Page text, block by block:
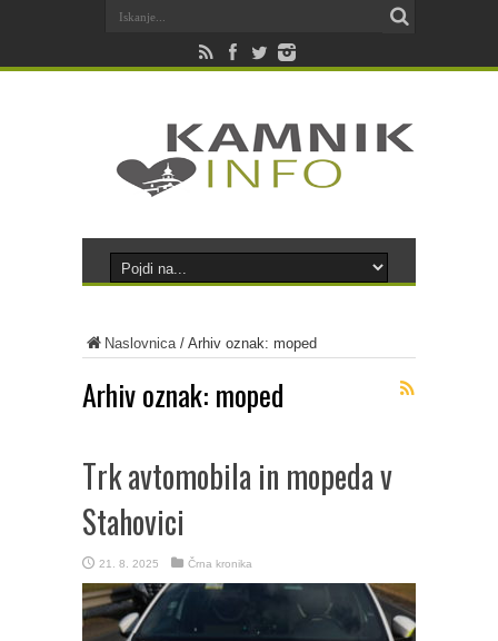
Naslovnica/ Arhiv oznak: moped
Arhiv oznak: moped
Trk avtomobila in mopeda v
Stahovici
21. 8. 2025 Črna kronika